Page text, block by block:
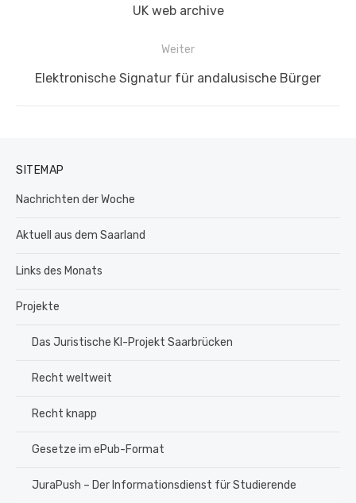
Vorheriger
UK web archive
Weiter
Nächster
Elektronische Signatur für andalusische Bürger
SITEMAP
Nachrichten der Woche
Aktuell aus dem Saarland
Links des Monats
Projekte
Das Juristische KI-Projekt Saarbrücken
Recht weltweit
Recht knapp
Gesetze im ePub-Format
JuraPush – Der Informationsdienst für Studierende